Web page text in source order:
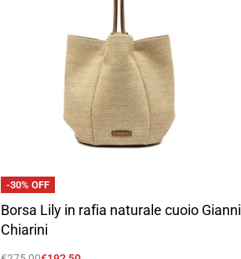
-30% OFF
Borsa Lily in rafia naturale cuoio Gianni
Chiarini